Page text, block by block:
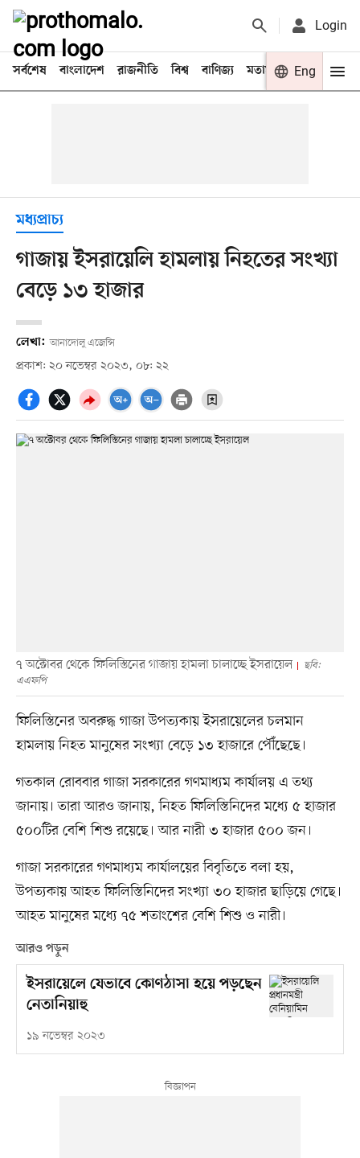
Login
সর্বশেষ বাংলাদেশ রাজনীতি বিশ্ব বাণিজ্য মতামত খেলা
Eng
মধ্যপ্রাচ্য
গাজায় ইসরায়েলি হামলায় নিহতের সংখ্যা
বেড়ে ১৩ হাজার
লেখা: আনাদোলু এজেন্সি
প্রকাশ: ২০ নভেম্বর ২০২৩, ০৮: ২২
৭ অক্টোবর থেকে ফিলিস্তিনের গাজায় হামলা চালাচ্ছে ইসরায়েল
ছবি:
এএফপি
ফিলিস্তিনের অবরুদ্ধ গাজা উপত্যকায় ইসরায়েলের চলমান
হামলায় নিহত মানুষের সংখ্যা বেড়ে ১৩ হাজারে পৌঁছেছে।
গতকাল রোববার গাজা সরকারের গণমাধ্যম কার্যালয় এ তথ্য
জানায়। তারা আরও জানায়, নিহত ফিলিস্তিনিদের মধ্যে ৫ হাজার
৫০০টির বেশি শিশু রয়েছে। আর নারী ৩ হাজার ৫০০ জন।
গাজা সরকারের গণমাধ্যম কার্যালয়ের বিবৃতিতে বলা হয়,
উপত্যকায় আহত ফিলিস্তিনিদের সংখ্যা ৩০ হাজার ছাড়িয়ে গেছে।
আহত মানুষের মধ্যে ৭৫ শতাংশের বেশি শিশু ও নারী।
আরও পড়ুন
ইসরায়েলে যেভাবে কোণঠাসা হয়ে পড়ছেন
নেতানিয়াহু
১৯ নভেম্বর ২০২৩